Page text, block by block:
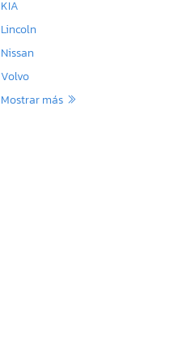
KIA
Lincoln
Nissan
Volvo
Mostrar más